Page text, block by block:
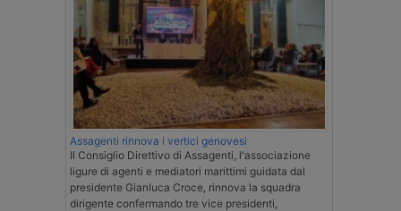
Assagenti rinnova i vertici genovesi
Il Consiglio Direttivo di Assagenti, l'associazione
ligure di agenti e mediatori marittimi guidata dal
presidente Gianluca Croce, rinnova la squadra
dirigente confermando tre vice presidenti,